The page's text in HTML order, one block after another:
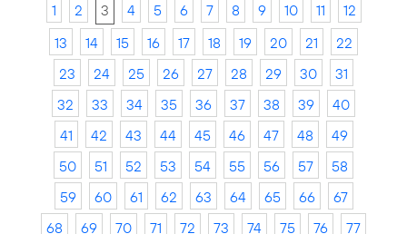
1 2 3 4 5 6 7 8 9 10 11
12
13
14 15 16 17 18 19 20 21
22
23
24 25 26 27 28 29 30
31
32
33 34 35 36 37 38 39
40
41
42 43 44 45 46 47 48
49
50
51 52 53 54 55 56 57
58
59
60 61 62 63 64 65 66
67
68
69 70 71 72 73 74 75 76 77